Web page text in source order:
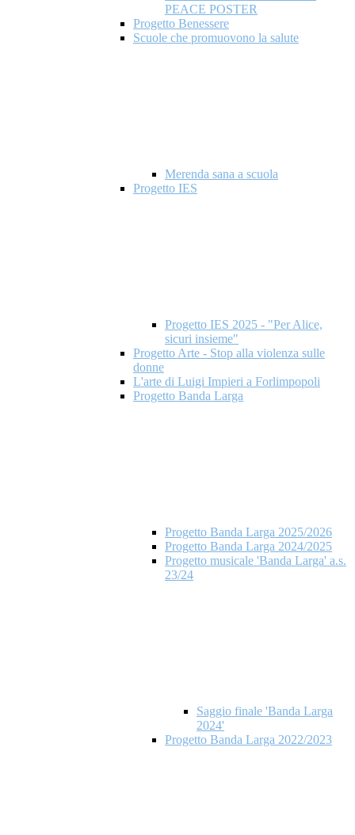
PEACE POSTER
Progetto Benessere
Scuole che promuovono la salute
Merenda sana a scuola
Progetto IES
Progetto IES 2025 - "Per Alice,
sicuri insieme"
Progetto Arte - Stop alla violenza sulle
donne
L'arte di Luigi Impieri a Forlimpopoli
Progetto Banda Larga
Progetto Banda Larga 2025/2026
Progetto Banda Larga 2024/2025
Progetto musicale 'Banda Larga' a.s.
23/24
Saggio finale 'Banda Larga
2024'
Progetto Banda Larga 2022/2023